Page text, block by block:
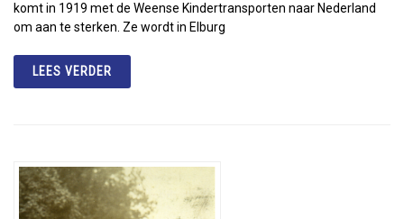
komt in 1919 met de Weense Kindertransporten naar Nederland
om aan te sterken. Ze wordt in Elburg
LEES VERDER